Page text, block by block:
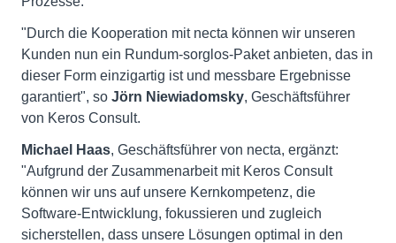
"Durch die Kooperation mit necta können wir unseren
Kunden nun ein Rundum-sorglos-Paket anbieten, das in
dieser Form einzigartig ist und messbare Ergebnisse
garantiert", so Jörn Niewiadomsky, Geschäftsführer
von Keros Consult.
Michael Haas, Geschäftsführer von necta, ergänzt:
"Aufgrund der Zusammenarbeit mit Keros Consult
können wir uns auf unsere Kernkompetenz, die
Software-Entwicklung, fokussieren und zugleich
sicherstellen, dass unsere Lösungen optimal in den